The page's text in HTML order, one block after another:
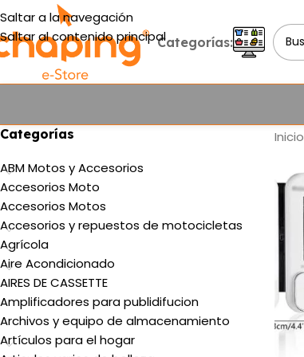
Saltar a la navegación
Saltar al contenido principalCategorías:
Categorías
ABM Motos y Accesorios
Accesorios Moto
Accesorios Motos
Accesorios y repuestos de motocicletas
Agrícola
Aire Acondicionado
AIRES DE CASSETTE
Amplificadores para publidifucion
Archivos y equipo de almacenamiento
Artículos para el hogar
Inicio